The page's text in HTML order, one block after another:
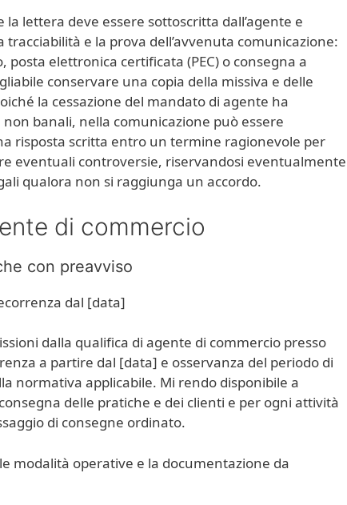
lettera deve essere sottoscritta dall’agente e
e la prova dell’avvenuta comunicazione:
elettronica certificata (PEC) o consegna a
conservare una copia della missiva e delle
la cessazione del mandato di agente ha
banali, nella comunicazione può essere
risposta scritta entro un termine ragionevole per
eventuali controversie, riservandosi eventualmente
qualora non si raggiunga un accordo.
di commercio
con preavviso
dal [data]
dalla qualifica di agente di commercio presso
a partire dal [data] e osservanza del periodo di
normativa applicabile. Mi rendo disponibile a
delle pratiche e dei clienti e per ogni attività
di consegne ordinato.
modalità operative e la documentazione da